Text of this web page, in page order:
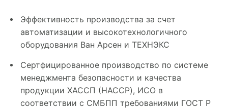
Эффективность производства за счет
автоматизации и высокотехнологичного
оборудования Ван Арсен и ТЕХНЭКС
Сертфицированное производство по системе
менеджмента безопасности и качества
продукции ХАССП (HACCP), ИСО в
соответствии с СМБПП требованиями ГОСТ Р